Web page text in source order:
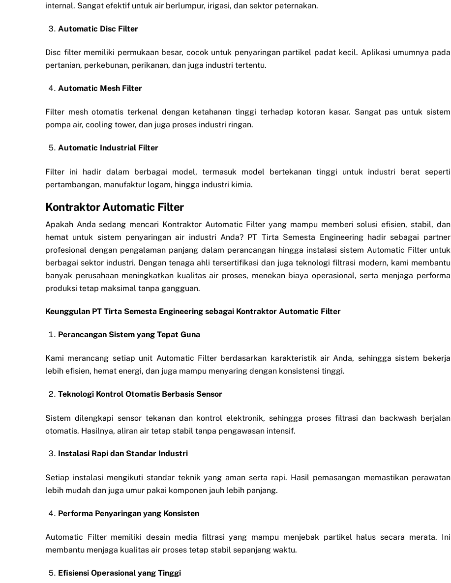
internal. Sangat efektif untuk air berlumpur, irigasi, dan sektor peternakan.
Automatic Disc Filter
Disc filter memiliki permukaan besar, cocok untuk penyaringan partikel padat kecil. Aplikasi umumnya pada
pertanian, perkebunan, perikanan, dan juga industri tertentu.
Automatic Mesh Filter
Filter mesh otomatis terkenal dengan ketahanan tinggi terhadap kotoran kasar. Sangat pas untuk sistem
pompa air, cooling tower, dan juga proses industri ringan.
Automatic Industrial Filter
Filter ini hadir dalam berbagai model, termasuk model bertekanan tinggi untuk industri berat seperti
pertambangan, manufaktur logam, hingga industri kimia.
Kontraktor Automatic Filter
Apakah Anda sedang mencari Kontraktor Automatic Filter yang mampu memberi solusi efisien, stabil, dan
hemat untuk sistem penyaringan air industri Anda? PT Tirta Semesta Engineering hadir sebagai partner
profesional dengan pengalaman panjang dalam perancangan hingga instalasi sistem Automatic Filter untuk
berbagai sektor industri. Dengan tenaga ahli tersertifikasi dan juga teknologi filtrasi modern, kami membantu
banyak perusahaan meningkatkan kualitas air proses, menekan biaya operasional, serta menjaga performa
produksi tetap maksimal tanpa gangguan.
Keunggulan PT Tirta Semesta Engineering sebagai Kontraktor Automatic Filter
Perancangan Sistem yang Tepat Guna
Kami merancang setiap unit Automatic Filter berdasarkan karakteristik air Anda, sehingga sistem bekerja
lebih efisien, hemat energi, dan juga mampu menyaring dengan konsistensi tinggi.
Teknologi Kontrol Otomatis Berbasis Sensor
Sistem dilengkapi sensor tekanan dan kontrol elektronik, sehingga proses filtrasi dan backwash berjalan
otomatis. Hasilnya, aliran air tetap stabil tanpa pengawasan intensif.
Instalasi Rapi dan Standar Industri
Setiap instalasi mengikuti standar teknik yang aman serta rapi. Hasil pemasangan memastikan perawatan
lebih mudah dan juga umur pakai komponen jauh lebih panjang.
Performa Penyaringan yang Konsisten
Automatic Filter memiliki desain media filtrasi yang mampu menjebak partikel halus secara merata. Ini
membantu menjaga kualitas air proses tetap stabil sepanjang waktu.
Efisiensi Operasional yang Tinggi